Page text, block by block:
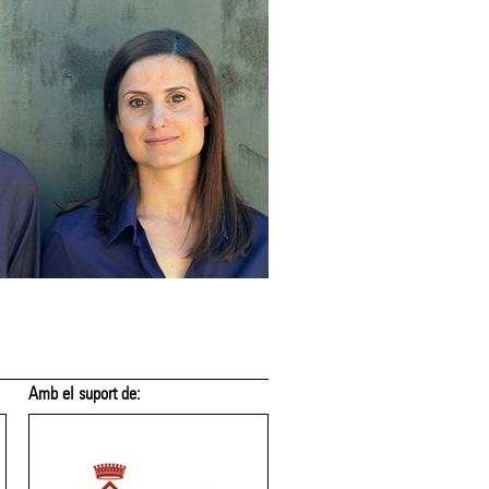
Amb el suport de: